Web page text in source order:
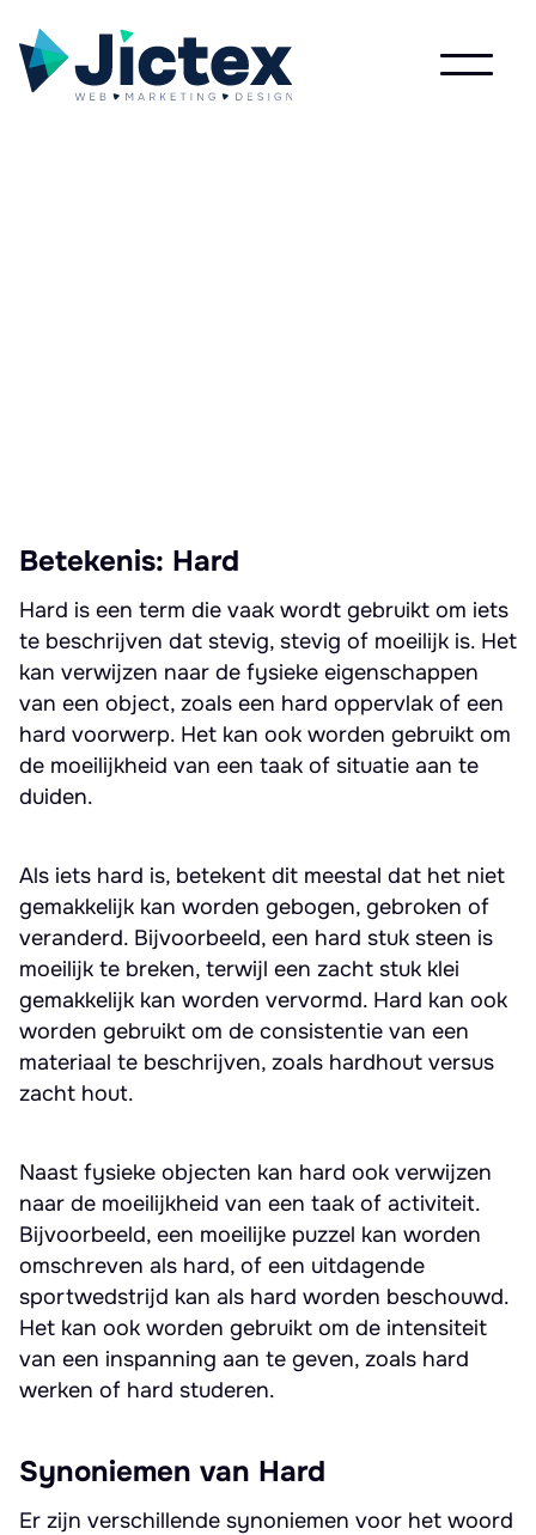
Betekenis: Hard
Hard is een term die vaak wordt gebruikt om iets
te beschrijven dat stevig, stevig of moeilijk is. Het
kan verwijzen naar de fysieke eigenschappen
van een object, zoals een hard oppervlak of een
hard voorwerp. Het kan ook worden gebruikt om
de moeilijkheid van een taak of situatie aan te
duiden.
Als iets hard is, betekent dit meestal dat het niet
gemakkelijk kan worden gebogen, gebroken of
veranderd. Bijvoorbeeld, een hard stuk steen is
moeilijk te breken, terwijl een zacht stuk klei
gemakkelijk kan worden vervormd. Hard kan ook
worden gebruikt om de consistentie van een
materiaal te beschrijven, zoals hardhout versus
zacht hout.
Naast fysieke objecten kan hard ook verwijzen
naar de moeilijkheid van een taak of activiteit.
Bijvoorbeeld, een moeilijke puzzel kan worden
omschreven als hard, of een uitdagende
sportwedstrijd kan als hard worden beschouwd.
Het kan ook worden gebruikt om de intensiteit
van een inspanning aan te geven, zoals hard
werken of hard studeren.
Synoniemen van Hard
Er zijn verschillende synoniemen voor het woord